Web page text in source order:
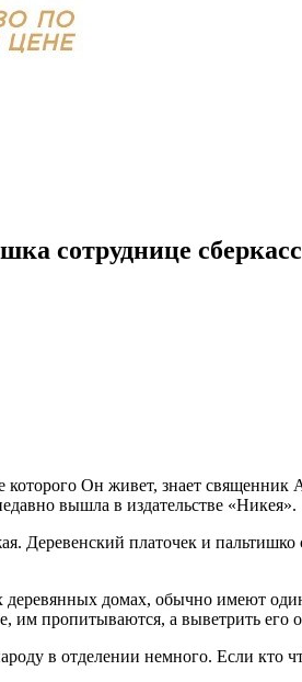
сотруднице
Он живет, знает священник
вышла в издательстве «Никея».
платочек и
домах, обычно имеют
им пропитываются, а выветрить его
в отделении немного. Если кто